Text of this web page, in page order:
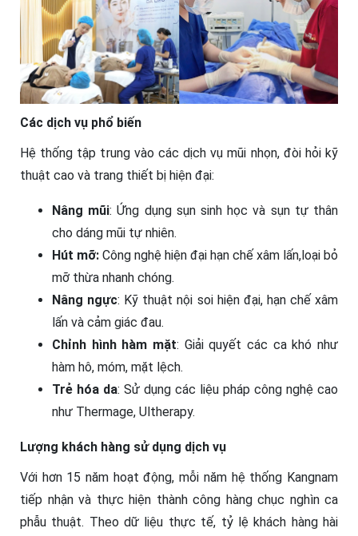
Các dịch vụ phổ biến
Hệ thống tập trung vào các dịch vụ mũi nhọn, đòi hỏi kỹ
thuật cao và trang thiết bị hiện đại:
Nâng mũi: Ứng dụng sụn sinh học và sụn tự thân
cho dáng mũi tự nhiên.
Hút mỡ: Công nghệ hiện đại hạn chế xâm lấn,loại bỏ
mỡ thừa nhanh chóng.
Nâng ngực: Kỹ thuật nội soi hiện đại, hạn chế xâm
lấn và cảm giác đau.
Chỉnh hình hàm mặt: Giải quyết các ca khó như
hàm hô, móm, mặt lệch.
Trẻ hóa da: Sử dụng các liệu pháp công nghệ cao
như Thermage, Ultherapy.
Lượng khách hàng sử dụng dịch vụ
Với hơn 15 năm hoạt động, mỗi năm hệ thống Kangnam
tiếp nhận và thực hiện thành công hàng chục nghìn ca
phẫu thuật. Theo dữ liệu thực tế, tỷ lệ khách hàng hài